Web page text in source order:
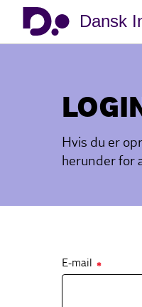
Dansk
Hvis du er
herunder for
E-mail ✱